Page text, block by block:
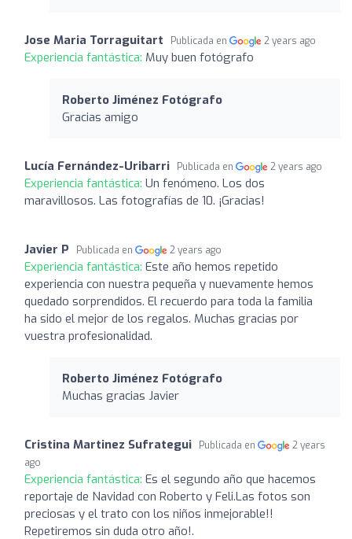
Jose Maria Torraguitart Publicada en 2 years ago
Experiencia fantástica: Muy buen fotógrafo
Roberto Jiménez Fotógrafo
Gracias amigo
Lucía Fernández-Uribarri Publicada en 2 years ago
Experiencia fantástica: Un fenómeno. Los dos
maravillosos. Las fotografías de 10. ¡Gracias!
Javier P Publicada en 2 years ago
Experiencia fantástica: Este año hemos repetido
experiencia con nuestra pequeña y nuevamente hemos
quedado sorprendidos. El recuerdo para toda la familia
ha sido el mejor de los regalos. Muchas gracias por
vuestra profesionalidad.
Roberto Jiménez Fotógrafo
Muchas gracias Javier
Cristina Martinez Sufrategui Publicada en
2 years
ago
Experiencia fantástica: Es el segundo año que hacemos
reportaje de Navidad con Roberto y Feli.Las fotos son
preciosas y el trato con los niños inmejorable!!
Repetiremos sin duda otro año!.